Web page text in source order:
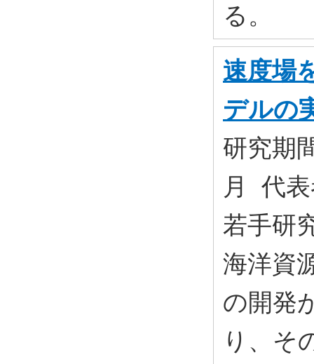
る。
速度場
デルの
研究期
月 代
若手研
海洋資
の開発
り、そ